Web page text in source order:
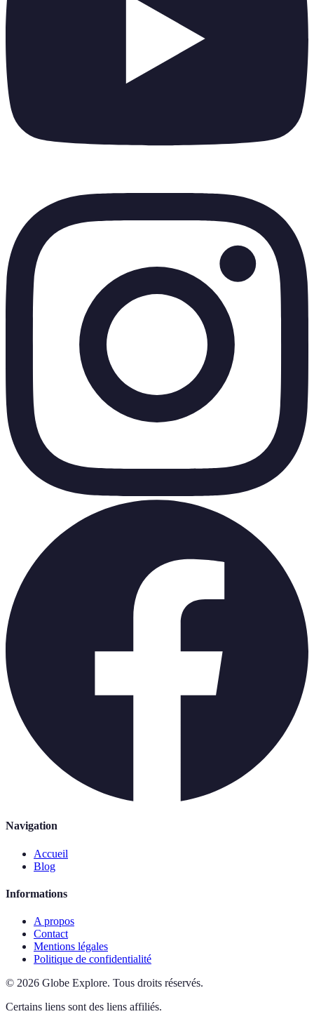
Navigation
Accueil
Blog
Informations
A propos
Contact
Mentions légales
Politique de confidentialité
© 2026 Globe Explore. Tous droits réservés.
Certains liens sont des liens affiliés.